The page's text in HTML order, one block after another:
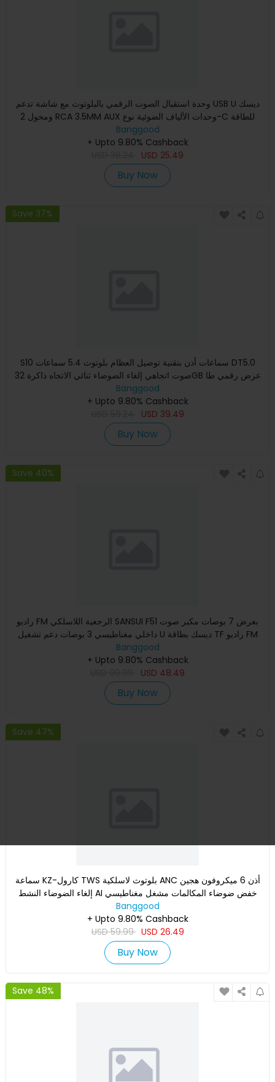
وحدة استقبال الصوت الرقمي بالبلوتوث مع شاشة تدعم USB U ديسك
ومحول 2 RCA 3.5MM AUX وحدات الألياف الضوئية نوع-C للطاقة
Banggood
+ Upto 9.80% Cashback
USD 25.49
Buy Now
Save 37%
S10 سماعات أذن بتقنية توصيل العظام بلوتوث 5.4 سماعات DT5.0
صوت اتجاهي إلغاء الضوضاء ثنائي الاتجاه ذاكرة 32GB عرض رقمي طا
Banggood
+ Upto 9.80% Cashback
USD 39.49
Buy Now
Save 40%
راديو FM الرجعية اللاسلكي SANSUI F51 بعرض 7 بوصات مكبر صوت
داخلي مغناطيسي 3 بوصات دعم تشغيل U ديسك بطاقة TF راديو FM
MM
Banggood
+ Upto 9.80% Cashback
USD 48.49
Buy Now
Save 47%
سماعة KZ-كارول TWS بلوتوث لاسلكية ANC أذن 6 ميكروفون هجين
إلغاء الضوضاء النشط AI خفض ضوضاء المكالمات مشغل مغناطيسي
داخلي
Banggood
+ Upto 9.80% Cashback
USD59.99 USD 26.49
Buy Now
Save 48%